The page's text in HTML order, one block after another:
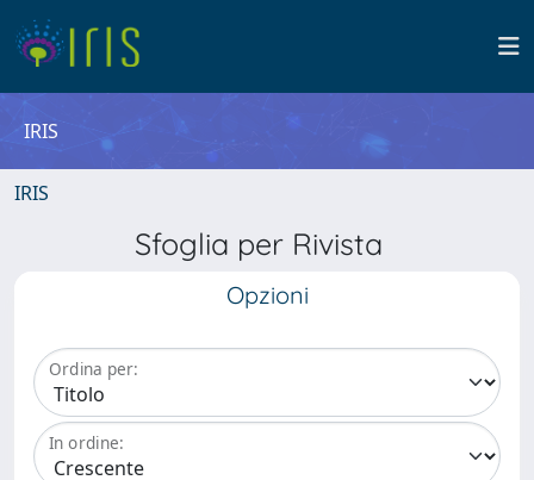
IRIS
IRIS
Sfoglia per Rivista
Opzioni
Ordina per:
In ordine: